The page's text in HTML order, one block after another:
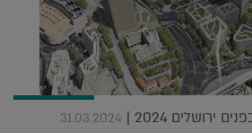
2024 |
31.03.2024